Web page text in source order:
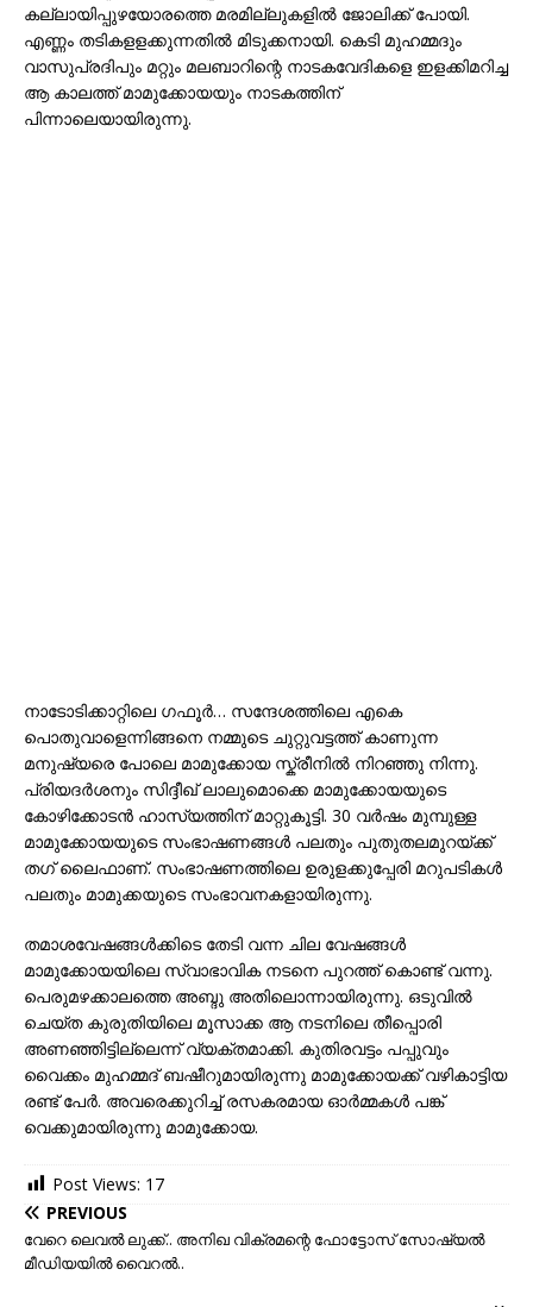
കല്ലായിപ്പുഴയോരത്തെ മരമില്ലുകളിൽ ജോലിക്ക് പോയി.
എണ്ണം തടികളളക്കുന്നതിൽ മിടുക്കനായി. കെടി മുഹമ്മദും
വാസുപ്രദിപും മറ്റും മലബാറിന്റെ നാടകവേദികളെ ഇളക്കിമറിച്ച
ആ കാലത്ത് മാമുക്കോയയും നാടകത്തിന്
പിന്നാലെയായിരുന്നു.
നാടോടിക്കാറ്റിലെ ഗഫൂർ… സന്ദേശത്തിലെ എകെ
പൊതുവാളെന്നിങ്ങനെ നമ്മുടെ ചുറ്റുവട്ടത്ത് കാണുന്ന
മനുഷ്യരെ പോലെ മാമുക്കോയ സ്ക്രീനിൽ നിറഞ്ഞു നിന്നു.
പ്രിയദർശനും സിദ്ദീഖ് ലാലുമൊക്കെ മാമുക്കോയയുടെ
കോഴിക്കോടൻ ഹാസ്യത്തിന് മാറ്റുകൂട്ടി. 30 വർഷം മുമ്പുള്ള
മാമുക്കോയയുടെ സംഭാഷണങ്ങൾ പലതും പുതുതലമുറയ്ക്ക്
തഗ് ലൈഫാണ്. സംഭാഷണത്തിലെ ഉരുളക്കുപ്പേരി മറുപടികൾ
പലതും മാമുക്കയുടെ സംഭാവനകളായിരുന്നു.
തമാശവേഷങ്ങൾക്കിടെ തേടി വന്ന ചില വേഷങ്ങൾ
മാമുക്കോയയിലെ സ്വാഭാവിക നടനെ പുറത്ത് കൊണ്ട് വന്നു.
പെരുമഴക്കാലത്തെ അബ്ദു അതിലൊന്നായിരുന്നു. ഒടുവിൽ
ചെയ്ത കുരുതിയിലെ മൂസാക്ക ആ നടനിലെ തീപ്പൊരി
അണഞ്ഞിട്ടില്ലെന്ന് വ്യക്തമാക്കി. കുതിരവട്ടം പപ്പുവും
വൈക്കം മുഹമ്മദ് ബഷീറുമായിരുന്നു മാമുക്കോയക്ക് വഴികാട്ടിയ
രണ്ട് പേർ. അവരെക്കുറിച്ച് രസകരമായ ഓർമ്മകൾ പങ്ക്
വെക്കുമായിരുന്നു മാമുക്കോയ.
Post Views: 17
PREVIOUS
വേറെ ലെവൽ ലുക്ക്‌.. അനിഖ വിക്രമന്റെ ഫോട്ടോസ് സോഷ്യൽ
മീഡിയയിൽ വൈറൽ..